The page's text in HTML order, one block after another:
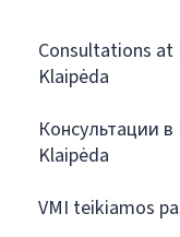
Consultations at
Klaipėda
Консультации
Klaipėda
VMI teikiamos